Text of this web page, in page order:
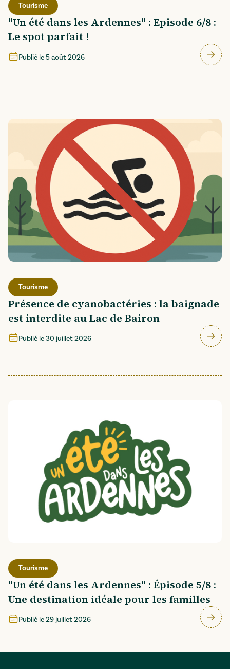
Tourisme
"Un été dans les Ardennes" : Episode 6/8 :
Le spot parfait !
Publié le5 août 2026
Tourisme
Présence de cyanobactéries : la baignade
est interdite au Lac de Bairon
Publié le30 juillet 2026
Tourisme
"Un été dans les Ardennes" : Épisode 5/8 :
Une destination idéale pour les familles
Publié le29 juillet 2026